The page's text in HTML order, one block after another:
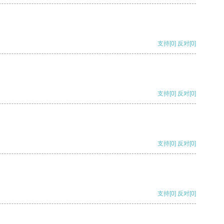
支持[0] 反对[0]
支持[0] 反对[0]
支持[0] 反对[0]
支持[0] 反对[0]